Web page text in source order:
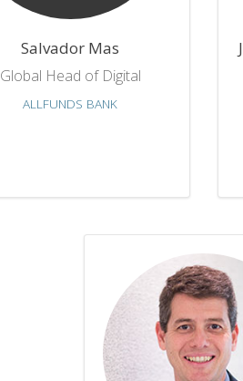
Salvador Mas
Global Head of Digital
ALLFUNDS BANK